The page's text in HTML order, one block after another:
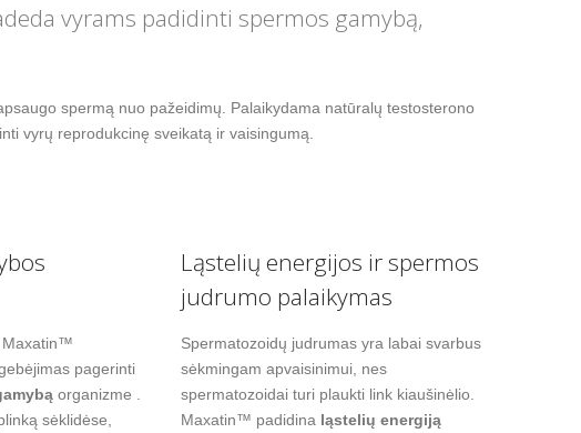
vyrams padidinti spermos gamybą,
spermą nuo pažeidimų. Palaikydama natūralų testosterono
vyrų reprodukcinę sveikatą ir vaisingumą.
Maxatin™
pagerinti
organizme .
sėklidėse,
Ląstelių energijos ir spermos
judrumo palaikymas
Spermatozoidų judrumas yra labai svarbus
sėkmingam apvaisinimui, nes
spermatozoidai turi plaukti link kiaušinėlio.
Maxatin™ padidina ląstelių energiją